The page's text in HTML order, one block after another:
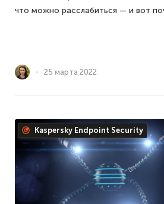
что можно расслабиться — и вот
25 марта 2022
Kaspersky Endpoint Security